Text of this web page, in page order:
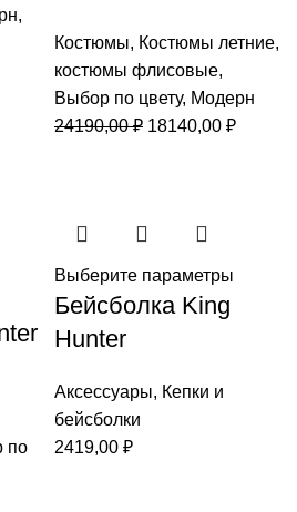
,
Костюмы, Костюмы летние,
костюмы флисовые,
Выбор по цвету, Модерн
24190,00₽ Первоначальная
18140,00 ₽
по
Выберите параметры
Бейсболка King
Hunter
Аксессуары, Кепки и
бейсболки
2419,00 ₽